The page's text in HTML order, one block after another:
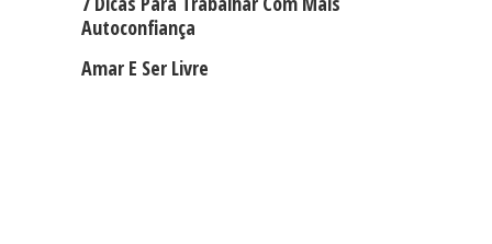
Autoconfiança
Amar E Ser Livre